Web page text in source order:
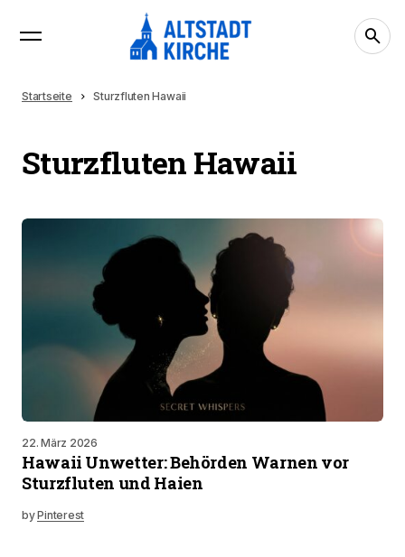
Startseite Sturzfluten Hawaii
Sturzfluten Hawaii
22. März 2026
Hawaii Unwetter: Behörden Warnen vor
Sturzfluten und Haien
byPinterest